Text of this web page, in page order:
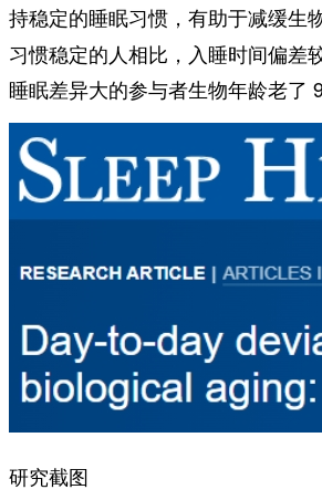
持稳定的睡眠习惯，有助于减缓生
习惯稳定的人相比，入睡时间偏差
睡眠差异大的参与者生物年龄老了 9
研究截图